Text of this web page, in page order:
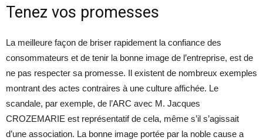
Tenez vos promesses
La meilleure façon de briser rapidement la confiance des
consommateurs et de tenir la bonne image de l’entreprise, est de
ne pas respecter sa promesse. Il existent de nombreux exemples
montrant des actes contraires à une culture affichée. Le
scandale, par exemple, de l’ARC avec M. Jacques
CROZEMARIE est représentatif de cela, même s’il s’agissait
d’une association. La bonne image portée par la noble cause a